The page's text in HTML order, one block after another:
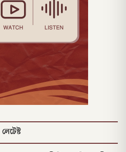
লেটেস্ট